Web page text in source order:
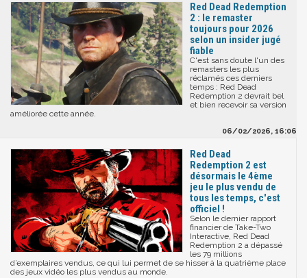
Red Dead Redemption
2 : le remaster
toujours pour 2026
selon un insider jugé
fiable
C'est sans doute l'un des
remasters les plus
réclamés ces derniers
temps : Red Dead
Redemption 2 devrait bel
et bien recevoir sa version
améliorée cette année.
06/02/2026, 16:06
Red Dead
Redemption 2 est
désormais le 4ème
jeu le plus vendu de
tous les temps, c'est
officiel !
Selon le dernier rapport
financier de Take-Two
Interactive, Red Dead
Redemption 2 a dépassé
les 79 millions
d’exemplaires vendus, ce qui lui permet de se hisser à la quatrième place
des jeux vidéo les plus vendus au monde.